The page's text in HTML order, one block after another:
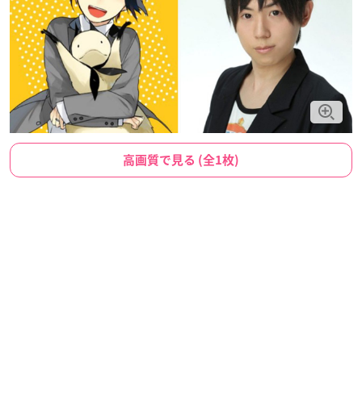
高画質で見る (全1枚)